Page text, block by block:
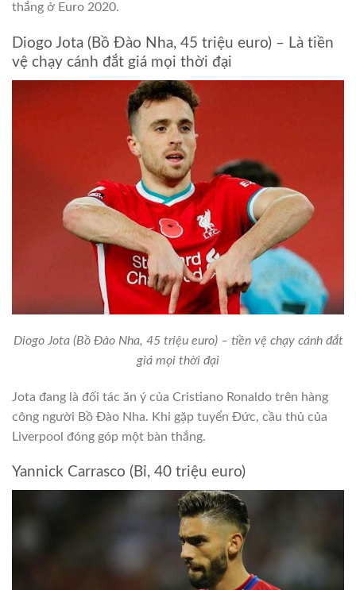
thắng ở Euro 2020.
Diogo Jota (Bồ Đào Nha, 45 triệu euro) – Là tiền
vệ chạy cánh đắt giá mọi thời đại
Diogo Jota (Bồ Đào Nha, 45 triệu euro) – tiền vệ chạy cánh đắt
giá mọi thời đại
Jota đang là đối tác ăn ý của Cristiano Ronaldo trên hàng
công người Bồ Đào Nha. Khi gặp tuyển Đức, cầu thủ của
Liverpool đóng góp một bàn thắng.
Yannick Carrasco (Bỉ, 40 triệu euro)